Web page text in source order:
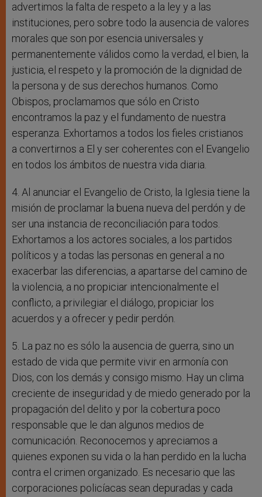
advertimos la falta de respeto a la ley y a las
instituciones, pero sobre todo la ausencia de valores
morales que son por esencia universales y
permanentemente válidos como la verdad, el bien, la
justicia, el respeto y la promoción de la dignidad de
la persona y de sus derechos humanos. Como
Obispos, proclamamos que sólo en Cristo
encontramos la paz y el fundamento de nuestra
esperanza. Exhortamos a todos los fieles cristianos
a convertirnos a El y ser coherentes con el Evangelio
en todos los ámbitos de nuestra vida diaria.
4. Al anunciar el Evangelio de Cristo, la Iglesia tiene la
misión de proclamar la buena nueva del perdón y de
ser una instancia de reconciliación para todos.
Exhortamos a los actores sociales, a los partidos
políticos y a todas las personas en general a no
exacerbar las diferencias, a apartarse del camino de
la violencia, a no propiciar intencionalmente el
conflicto, a privilegiar el diálogo, propiciar los
acuerdos y a ofrecer y pedir perdón.
5. La paz no es sólo la ausencia de guerra, sino un
estado de vida que permite vivir en armonía con
Dios, con los demás y consigo mismo. Hay un clima
creciente de inseguridad y de miedo generado por la
propagación del delito y por la cobertura poco
responsable que le dan algunos medios de
comunicación. Reconocemos y apreciamos a
quienes exponen su vida o la han perdido en la lucha
contra el crimen organizado. Es necesario que las
corporaciones policíacas sean depuradas y cada